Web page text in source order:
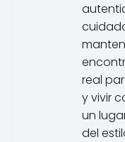
real
y vivir
un
del